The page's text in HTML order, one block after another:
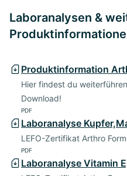
Laboranalysen &
Produktinformation
Hier findest du
Download!
PDF
Laboranalyse
LEFO-Zertifikat Arthro
PDF
Laboranalyse Vitamin